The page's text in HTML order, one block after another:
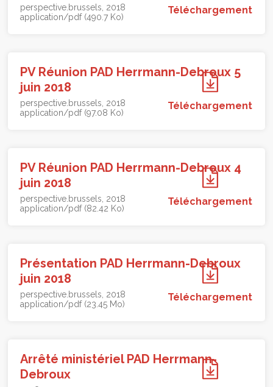
perspective.brussels 2018
application/pdf (490.7 Ko)
Téléchargement
PV Réunion PAD Herrmann-Debroux 5
juin 2018
perspective.brussels 2018
application/pdf (97.08 Ko)
Téléchargement
PV Réunion PAD Herrmann-Debroux 4
juin 2018
perspective.brussels 2018
application/pdf (82.42 Ko)
Téléchargement
Présentation PAD Herrmann-Debroux
juin 2018
perspective.brussels 2018
application/pdf (23.45 Mo)
Téléchargement
Arrêté ministériel PAD Herrmann-
Debroux